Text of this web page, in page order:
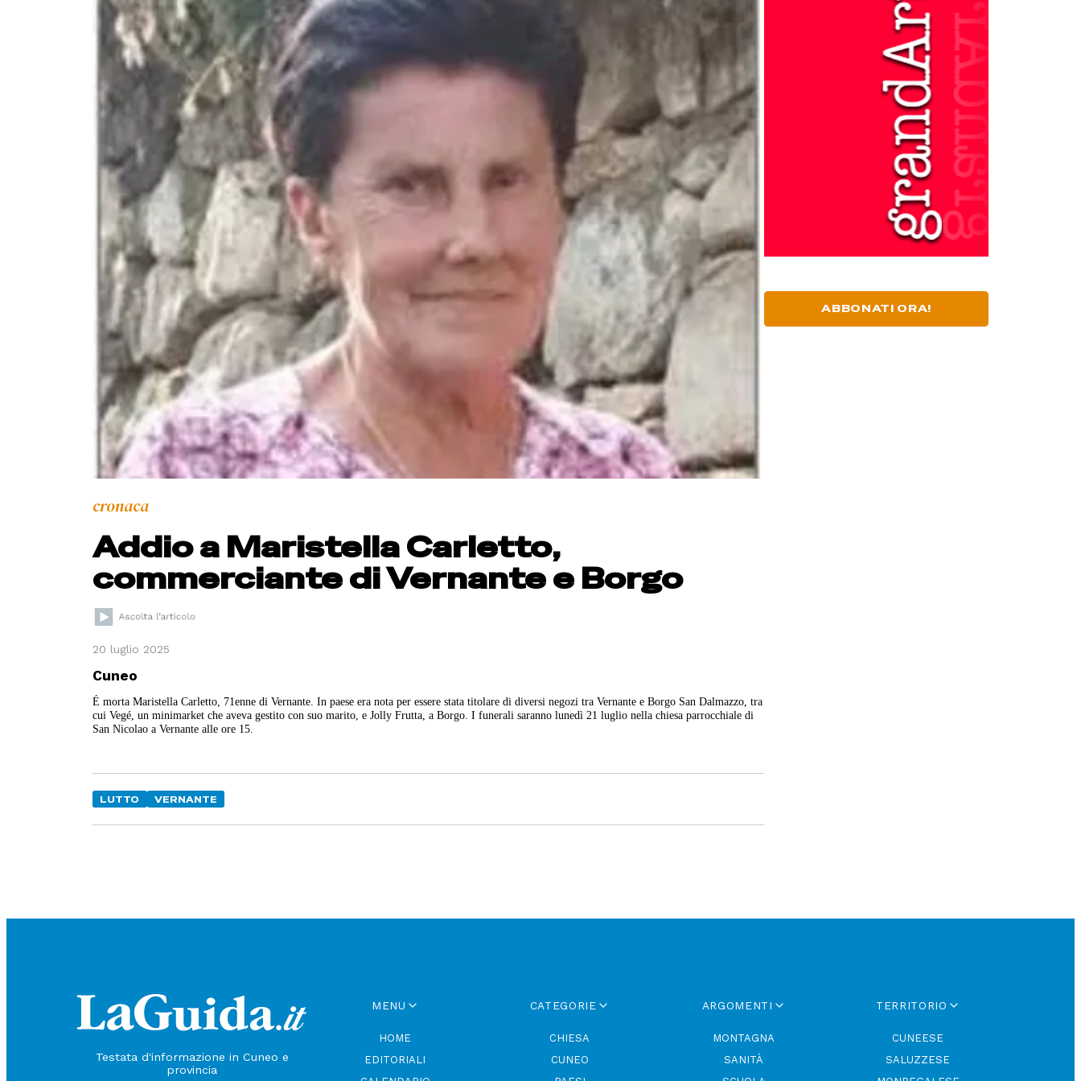
cronaca
Addio a Maristella Carletto,
commerciante di Vernante e Borgo
20 luglio 2025
Cuneo
É morta Maristella Carletto, 71enne di Vernante. In paese era nota per essere stata titolare di diversi negozi tra Vernante e Borgo San Dalmazzo, tra
cui Vegé, un minimarket che aveva gestito con suo marito, e Jolly Frutta, a Borgo. I funerali saranno lunedì 21 luglio nella chiesa parrocchiale di
San Nicolao a Vernante alle ore 15.
LUTTO VERNANTE
ABBONATI ORA!
Testata d'informazione in Cuneo e
provincia
MENU
HOME
EDITORIALI
CATEGORIE
CHIESA
CUNEO
ARGOMENTI
MONTAGNA
SANITÀ
TERRITORIO
CUNEESE
SALUZZESE